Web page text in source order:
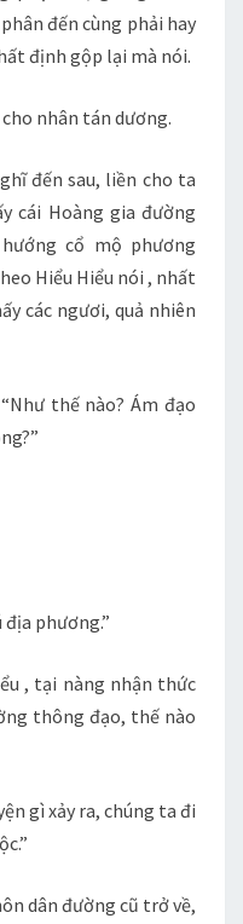
đến cùng phải hay
định gộp lại mà nói.
nhân tán dương.
đến sau, liền cho ta
cái Hoàng gia đường
cổ mộ phương
Hiểu Hiểu nói , nhất
các ngươi, quả nhiên
thế nào? Ám đạo
phương.”
, tại nàng nhận thức
thông đạo, thế nào
gì xảy ra, chúng ta đi
dân đường cũ trở về,